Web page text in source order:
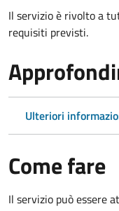
Il servizio è rivolto a
requisiti previsti.
Ulteriori
Come fare
Il servizio può essere